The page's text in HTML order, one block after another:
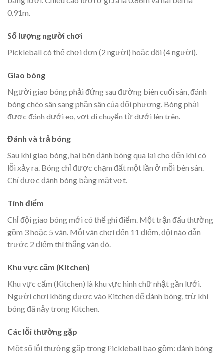
0.91m.
Số lượng người chơi
Pickleball có thể chơi đơn (2 người) hoặc đôi (4 người).
Giao bóng
Người giao bóng phải đứng sau đường biên cuối sân, đánh
bóng chéo sân sang phần sân của đối phương. Bóng phải
được đánh dưới eo, vợt di chuyển từ dưới lên trên.
Đánh và trả bóng
Sau khi giao bóng, hai bên đánh bóng qua lại cho đến khi có
lỗi xảy ra. Bóng chỉ được chạm đất một lần ở mỗi bên sân.
Chỉ được đánh bóng bằng mặt vợt.
Tính điểm
Chỉ đội giao bóng mới có thể ghi điểm. Một trận đấu thường
gồm 3 hoặc 5 ván. Mỗi ván chơi đến 11 điểm, đội nào dẫn
trước 2 điểm thì thắng ván đó.
Khu vực cấm (Kitchen)
Khu vực cấm (Kitchen) là khu vực hình chữ nhật gần lưới.
Người chơi không được vào Kitchen để đánh bóng, trừ khi
bóng đã nảy trong Kitchen.
Các lỗi thường gặp
Một số lỗi thường gặp trong Pickleball bao gồm: đánh bóng